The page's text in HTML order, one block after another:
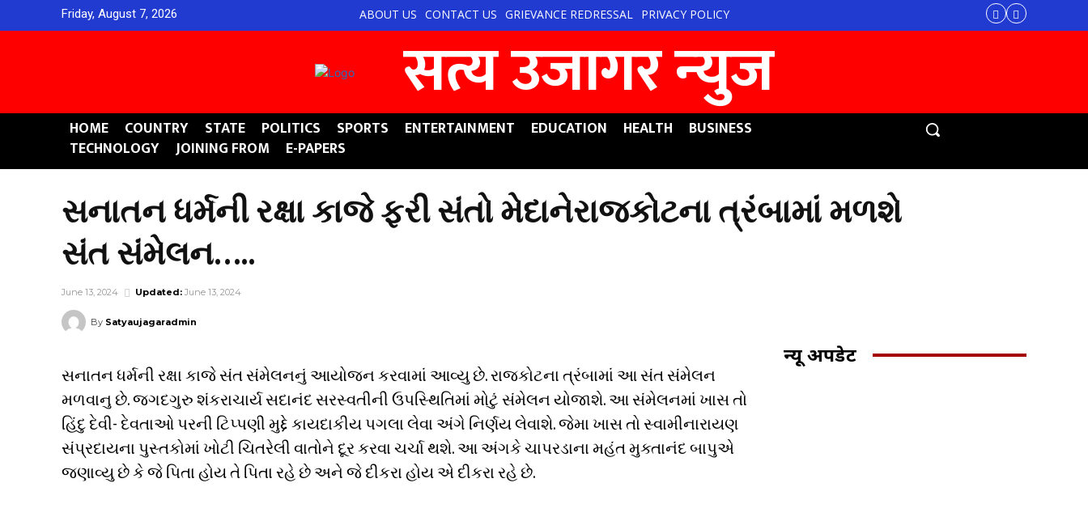
Friday, August 7, 2026 ABOUT US CONTACT US GRIEVANCE REDRESSAL PRIVACY POLICY
सत्य उजागर न्‍युज
HOME COUNTRY STATE POLITICS SPORTS ENTERTAINMENT EDUCATION HEALTH
BUSINESS
TECHNOLOGY
JOINING FROM E-PAPERS
સનાતન ધર્મની રક્ષા કાજે ફરી સંતો મેદાનેરાજકોટના ત્રંબામાં મળશે
સંત સંમેલન…..
June 13, 2024 Updated: June 13, 2024
By Satyaujagaradmin
સનાતન ધર્મની રક્ષા કાજે સંત સંમેલનનું આયોજન કરવામાં આવ્યુ છે. રાજકોટના ત્રંબામાં આ સંત સંમેલન
મળવાનુ છે. જગદગુરુ શંકરાચાર્ય સદાનંદ સરસ્વતીની ઉપસ્થિતિમાં મોટું સંમેલન યોજાશે. આ સંમેલનમાં ખાસ તો
હિંદુ દેવી- દેવતાઓ પરની ટિપ્પણી મુદ્દે કાયદાકીય પગલા લેવા અંગે નિર્ણય લેવાશે. જેમા ખાસ તો સ્વામીનારાયણ
સંપ્રદાયના પુસ્તકોમાં ખોટી ચિતરેલી વાતોને દૂર કરવા ચર્ચા થશે. આ અંગકે ચાપરડાના મહંત મુક્તાનંદ બાપુએ
જણાવ્યુ છે કે જે પિતા હોય તે પિતા રહે છે અને જે દીકરા હોય એ દીકરા રહે છે.
न्यू अपडेट